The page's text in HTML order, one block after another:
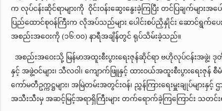
က လုပ်ငန်းဆိုင်ရာများကို ဝိုင်းဝန်းဆွေးနွေးခဲ့ကြပြီး တင်ပြချက်များအပေ
ပြည်ထောင်စုဝန်ကြီးက လိုအပ်သည်များ ပေါင်းစပ်ညှိနှိုင်း ဆောင်ရွက်ပေ
အစည်းအဝေးကို (၁၆:၀၀) နာရီအချိန်တွင် ရုပ်သိမ်းခဲ့သည်။
အစည်းအဝေးသို့ မြန်မာအထူးစီးပွားရေးဇုန်ဆိုင်ရာ ဗဟိုလုပ်ငန်းအဖွဲ့၊ ဒုတိ
နှင့် အဖွဲ့ဝင်များ၊ သီလဝါ၊ ကျောက်ဖြူနှင့် ထားဝယ်အထူးစီးပွားရေးဇုန် စီ
ကော်မတီဥက္ကဋ္ဌများ၊ အမြဲတမ်းအတွင်းဝန်၊ ညွှန်ကြားရေးမှူးချုပ်များနှင့်
အသီးသီးမှ အဆင့်မြင့်အရာရှိကြီးများ တက်ရောက်ခဲ့ကြကြောင်း သတင်